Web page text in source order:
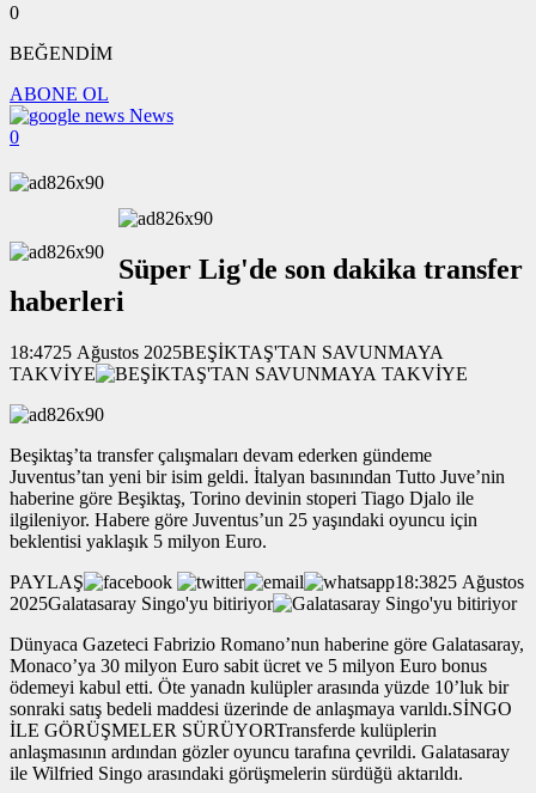
0
BEĞENDİM
ABONE OL
News
0
Süper Lig'de son dakika transfer
haberleri
18:4725 Ağustos 2025BEŞİKTAŞ'TAN SAVUNMAYA
TAKVİYE
Beşiktaş’ta transfer çalışmaları devam ederken gündeme
Juventus’tan yeni bir isim geldi. İtalyan basınından Tutto Juve’nin
haberine göre Beşiktaş, Torino devinin stoperi Tiago Djalo ile
ilgileniyor. Habere göre Juventus’un 25 yaşındaki oyuncu için
beklentisi yaklaşık 5 milyon Euro.
PAYLAŞ
18:3825 Ağustos
2025Galatasaray Singo'yu bitiriyor
Dünyaca Gazeteci Fabrizio Romano’nun haberine göre Galatasaray,
Monaco’ya 30 milyon Euro sabit ücret ve 5 milyon Euro bonus
ödemeyi kabul etti. Öte yanadn kulüpler arasında yüzde 10’luk bir
sonraki satış bedeli maddesi üzerinde de anlaşmaya varıldı.SİNGO
İLE GÖRÜŞMELER SÜRÜYORTransferde kulüplerin
anlaşmasının ardından gözler oyuncu tarafına çevrildi. Galatasaray
ile Wilfried Singo arasındaki görüşmelerin sürdüğü aktarıldı.